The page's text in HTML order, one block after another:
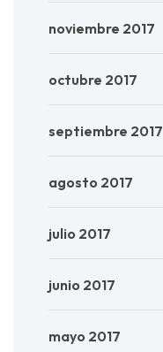
noviembre 2017
octubre 2017
septiembre 2017
agosto 2017
julio 2017
junio 2017
mayo 2017